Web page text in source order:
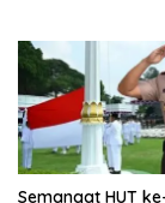
Semangat HUT ke-